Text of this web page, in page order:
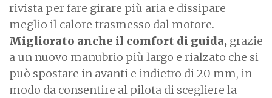
rivista per fare girare più aria e dissipare
meglio il calore trasmesso dal motore.
Migliorato anche il comfort di guida, grazie
a un nuovo manubrio più largo e rialzato che si
può spostare in avanti e indietro di 20 mm, in
modo da consentire al pilota di scegliere la